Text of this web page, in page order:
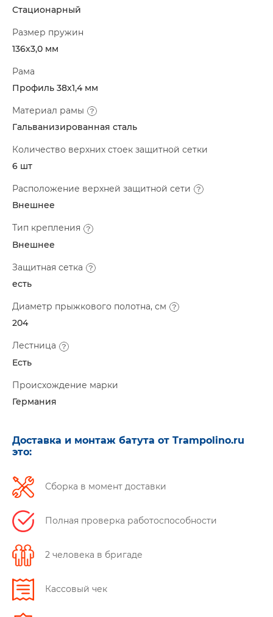
Стационарный
Размер пружин
136х3,0 мм
Рама
Профиль 38х1,4 мм
Материал рамы
Гальванизированная сталь
Количество верхних стоек защитной сетки
6 шт
Расположение верхней защитной сети
Внешнее
Тип крепления
Внешнее
Защитная сетка
есть
Диаметр прыжкового полотна, см
204
Лестница
Есть
Происхождение марки
Германия
Доставка и монтаж батута от Trampolino.ru
это:
Сборка в момент доставки
Полная проверка работоспособности
2 человека в бригаде
Кассовый чек